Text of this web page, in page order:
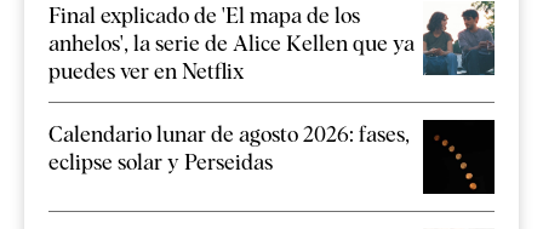
Final explicado de 'El mapa de los
anhelos', la serie de Alice Kellen que ya
puedes ver en Netflix
Calendario lunar de agosto 2026: fases,
eclipse solar y Perseidas